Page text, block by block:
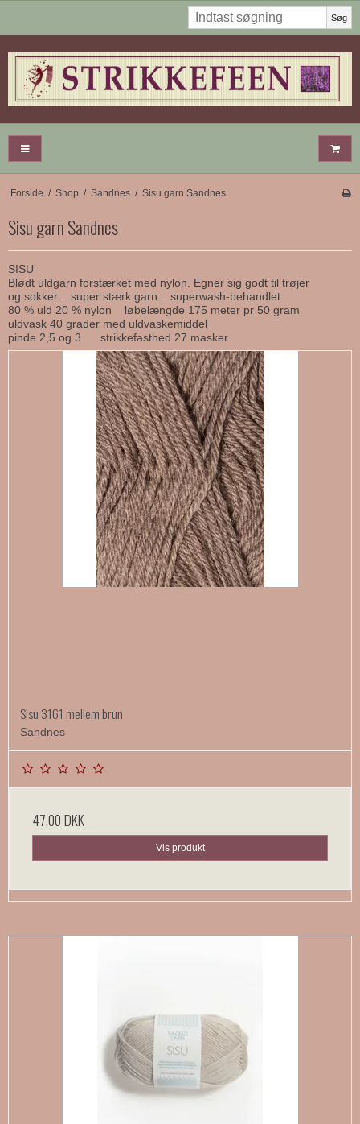
Søg
Forside / Shop / Sandnes / Sisu garn Sandnes
Sisu garn Sandnes
SISU
Blødt uldgarn forstærket med nylon. Egner sig godt til trøjer
og sokker ...super stærk garn....superwash-behandlet
80 % uld 20 % nylon løbelængde 175 meter pr 50 gram
uldvask 40 grader med uldvaskemiddel
pinde 2,5 og 3 strikkefasthed 27 masker
Sisu 3161 mellem brun
Sandnes
47,00 DKK
Vis produkt